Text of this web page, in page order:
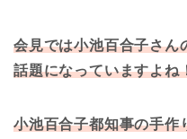
会見では小池百合子さん
話題になっていますよね
小池百合子都知事の手作